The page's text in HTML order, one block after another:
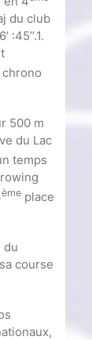
du club
chrono
500 m
du Lac
temps
ème place
du
course